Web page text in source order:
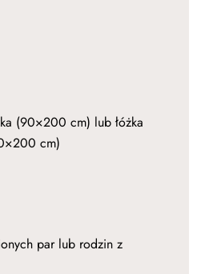
(90×200 cm) lub łóżka
cm)
par lub rodzin z